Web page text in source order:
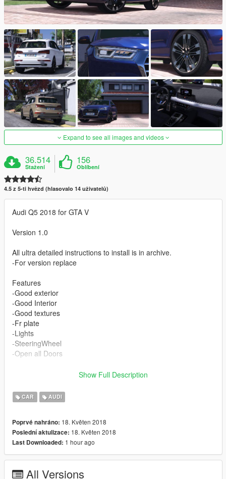
Expand to see all images and videos
36.514
Stažení
156
Oblíbení
4.5 z 5-ti hvězd (hlasovalo 14 uživatelů)
Audi Q5 2018 for GTA V
Version 1.0
All ultra detailed instructions to install is in archive.
-For version replace
Features
-Good exterior
-Good Interior
-Good textures
-Fr plate
-Lights
-SteeringWheel
-Open all Doors
Convert : Mr Vano 42
Show Full Description
CAR AUDI
Poprvé nahráno: 18. Květen 2018
Poslední aktulizace: 18. Květen 2018
Last Downloaded: 1 hour ago
All Versions